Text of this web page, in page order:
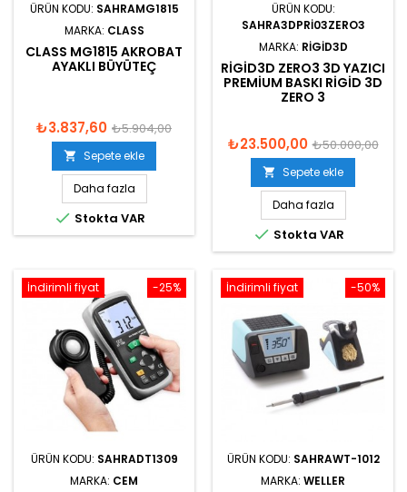
ÜRÜN KODU: SAHRAMG1815
MARKA: CLASS
CLASS MG1815 AKROBAT
AYAKLI BÜYÜTEÇ
₺3.837,60 ₺5.904,00
 Sepete ekle
Daha fazla
 Stokta VAR
ÜRÜN KODU:
SAHRA3DPRI03ZERO3
MARKA: RIGID3D
RIGID3D ZERO3 3D YAZICI
PREMIUM BASKI RIGID 3D
ZERO 3
₺23.500,00 ₺50.000,00
 Sepete ekle
Daha fazla
 Stokta VAR
-25%
İndirimli fiyat
ÜRÜN KODU: SAHRADT1309
MARKA: CEM
-50%
İndirimli fiyat
ÜRÜN KODU: SAHRAWT-1012
MARKA: WELLER